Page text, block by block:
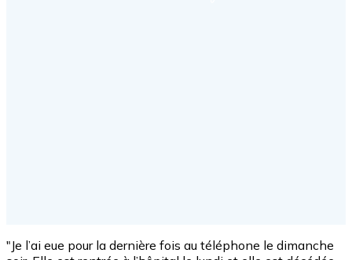
"Je l’ai eue pour la dernière fois au téléphone le dimanche